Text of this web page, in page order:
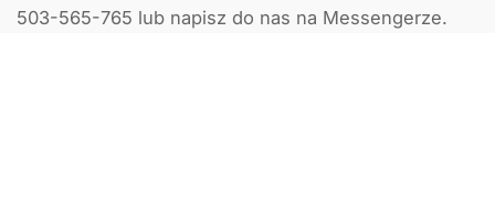
503-565-765 lub napisz do nas na Messengerze.⁣